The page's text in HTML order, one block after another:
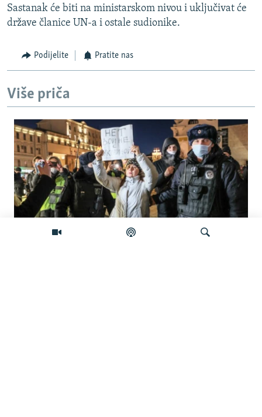
Sastanak će biti na ministarskom nivou i uključivat će
države članice UN-a i ostale sudionike.
Podijelite Pratite nas
Više priča